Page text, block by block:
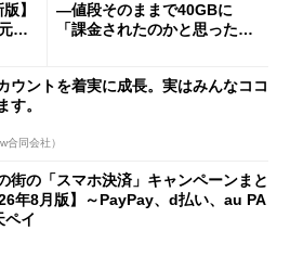
】
の
―値段そのままで40GBに
「課金されたのかと思った」
ウントを着実に成長。実はみんなココ
す。
合同会社）
街の「スマホ決済」キャンペーンまと
年8月版】～PayPay、d払い、au PA
ペイ